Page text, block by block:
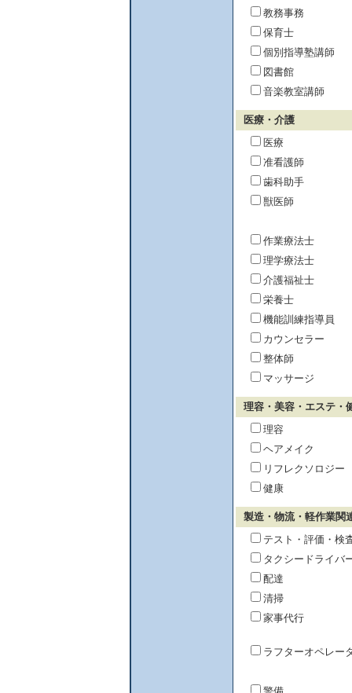
教務事務
保育士
個別指導塾講師
図書館
音楽教室講師
医療・介護
医療
准看護師
歯科助手
獣医師
作業療法士
理学療法士
介護福祉士
栄養士
機能訓練指導員
カウンセラー
整体師
マッサージ
理容・美容・エステ・
理容
ヘアメイク
リフレクソロジー
健康
製造・物流・軽作業関
テスト・評価・検
タクシードライバ
配達
清掃
家事代行
ラフターオペレー
警備